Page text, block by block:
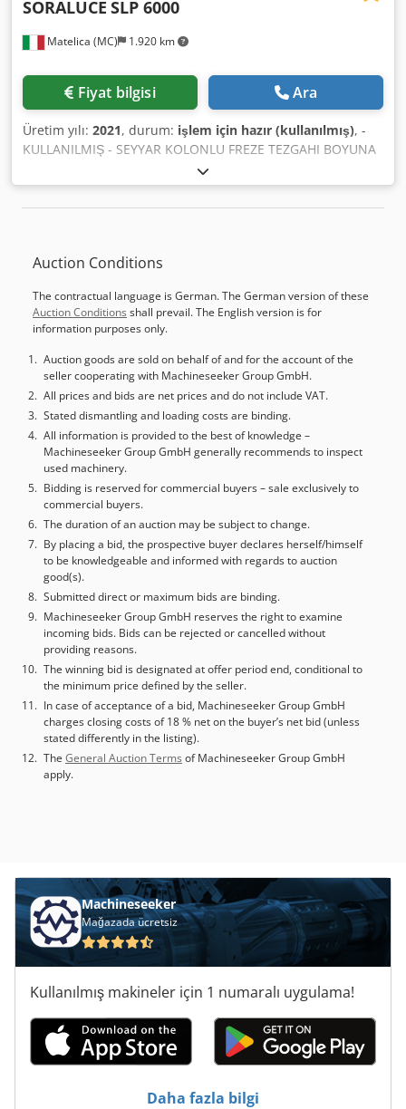
garanti edilemez. Bu nedenle, hiçbir şekilde bir taahhüt
mutlaka kontrol etmenizi tavsiye ederiz.
Matelica (MC) 1.920 km
SORALUCE SLP 6000
Fiyat bilgisi Ara
Üretim yılı: 2021, durum: işlem için hazır (kullanılmış), -
KULLANILMIŞ - SEYYAR KOLONLU FREZE TEZGAHI BOYUNA
HAREKET: 4500 mm ENİNE HAREKET: 1300 mm DİKEY
HAREKET: 1800 mm RAPİD HIZLAR (B-E-D): 35 m/dak TABLA
ÖLÇÜLERİ: 6000 x 1100 mm TABLA YÜKSEKLİĞİ
KAFASI TAKIM MAGAZİNİ: ZİNCİR TİPİ, 60 YUVA KONTROL
BOYUTLAR: 6970 x 4310 x 4150 mm Crjdpfx Asx Dfkgokljf
AKSESUARLAR: TALAŞ KONVEYÖRÜ; LİNEER CETVELLER;
DOKUNMATİK PROB NOT: OPERATÖR PLATFORMU
Auction Conditions
The contractual language is German. The German version of these
Auction Conditions shall prevail. The English version is for
information purposes only.
Auction goods are sold on behalf of and for the account of the
seller cooperating with Machineseeker Group GmbH.
All prices and bids are net prices and do not include VAT.
Stated dismantling and loading costs are binding.
All information is provided to the best of knowledge –
Machineseeker Group GmbH generally recommends to inspect
used machinery.
Bidding is reserved for commercial buyers – sale exclusively to
commercial buyers.
The duration of an auction may be subject to change.
By placing a bid, the prospective buyer declares herself/himself
to be knowledgeable and informed with regards to auction
good(s).
Submitted direct or maximum bids are binding.
Machineseeker Group GmbH reserves the right to examine
incoming bids. Bids can be rejected or cancelled without
providing reasons.
The winning bid is designated at offer period end, conditional to
the minimum price defined by the seller.
In case of acceptance of a bid, Machineseeker Group GmbH
charges closing costs of 18 % net on the buyer’s net bid (unless
stated differently in the listing).
The General Auction Terms of Machineseeker Group GmbH
apply.
Machineseeker
Mağazada ücretsiz
Kullanılmış makineler için 1 numaralı uygulama!
Daha fazla bilgi